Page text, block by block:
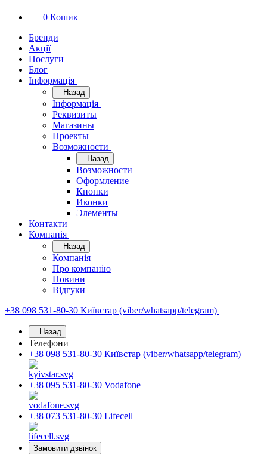
0 Кошик
Бренди
Акції
Послуги
Блог
Інформація
Назад
Інформація
Реквизиты
Магазины
Проекты
Возможности
Назад
Возможности
Оформление
Кнопки
Иконки
Элементы
Контакти
Компанія
Назад
Компанія
Про компанію
Новини
Відгуки
+38 098 531-80-30 Київстар (viber/whatsapp/telegram)
Назад
Телефони
+38 098 531-80-30 Київстар (viber/whatsapp/telegram)
+38 095 531-80-30 Vodafone
+38 073 531-80-30 Lifecell
Замовити дзвінок